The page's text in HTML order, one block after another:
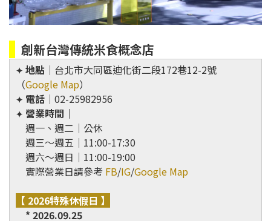
創新台灣傳統米食概念店
✦ 地點｜ 台北市大同區迪化街二段172巷12-2號
（Google Map）
✦ 電話｜ 02-25982956
✦ 營業時間｜
週一、週二｜公休
週三～週五｜11:00-17:30
週六～週日｜11:00-19:00
實際營業日請參考 FB/IG/Google Map
【 2026特殊休假日 】
* 2026.09.25